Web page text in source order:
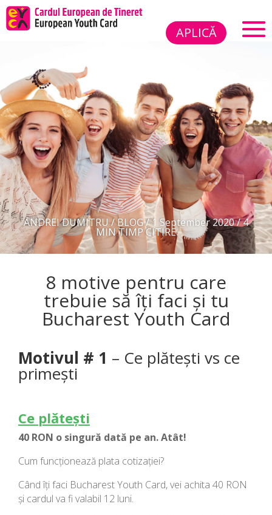
APLICĂ
ANDREI DUMITRU /BLOG/1 September 2020/4
MIN TIMP CITIRE
8 motive pentru care
trebuie să îți faci și tu
Bucharest Youth Card
Motivul # 1 – Ce plătești vs ce
primești
Ce plătești
40 RON o singură dată pe an. Atât!
Cum funcționează plata cotizației?
Când îți faci Bucharest Youth Card, vei achita 40 RON
și cardul va fi valabil 12 luni.